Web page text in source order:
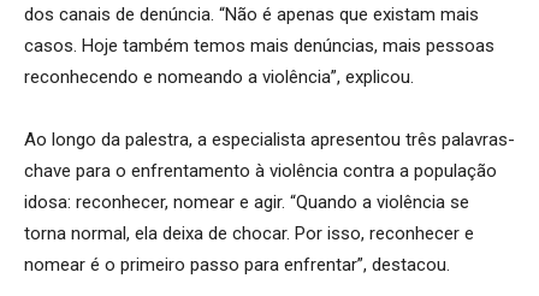
dos canais de denúncia. “Não é apenas que existam mais
casos. Hoje também temos mais denúncias, mais pessoas
reconhecendo e nomeando a violência”, explicou.
Ao longo da palestra, a especialista apresentou três palavras-
chave para o enfrentamento à violência contra a população
idosa: reconhecer, nomear e agir. “Quando a violência se
torna normal, ela deixa de chocar. Por isso, reconhecer e
nomear é o primeiro passo para enfrentar”, destacou.